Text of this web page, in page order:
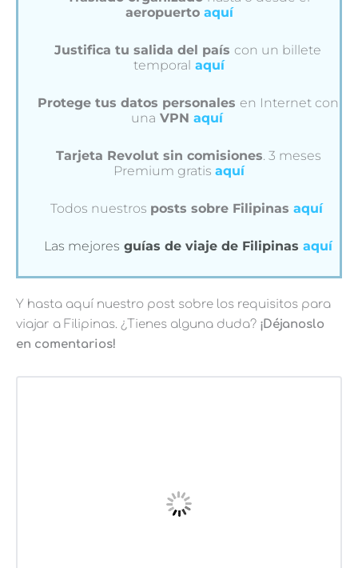
aeropuerto aquí
Justifica tu salida del país con un billete
temporal aquí
Protege tus datos personales en Internet con
una VPN aquí
Tarjeta Revolut sin comisiones. 3 meses
Premium gratis aquí
Todos nuestros posts sobre Filipinas aquí
Las mejores guías de viaje de Filipinasaquí
Y hasta aquí nuestro post sobre los requisitos para
viajar a Filipinas. ¿Tienes alguna duda? ¡Déjanoslo
en comentarios!